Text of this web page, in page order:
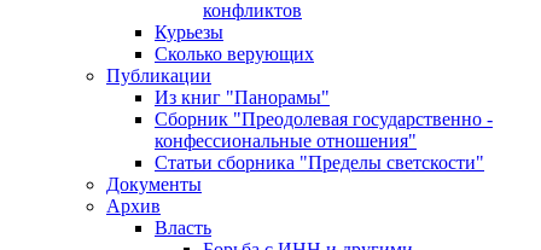
конфликтов
Курьезы
Сколько верующих
Публикации
Из книг "Панорамы"
Сборник "Преодолевая государственно -
конфессиональные отношения"
Статьи сборника "Пределы светскости"
Документы
Архив
Власть